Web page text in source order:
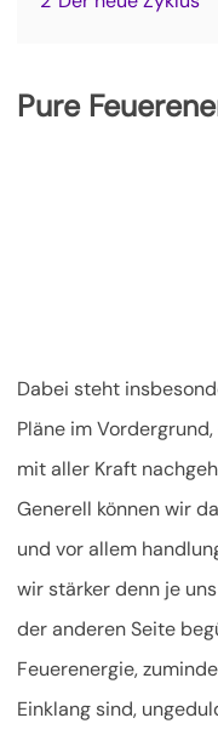
Pure
Dabei steht
Pläne im
mit aller Kraft
Generell können wir
und vor allem
wir stärker denn je
der anderen Seite
Feuerenergie,
Einklang sind,